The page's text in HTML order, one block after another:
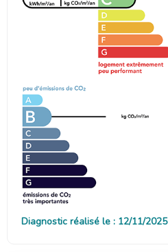
Diagnostic réalisé le : 12/11/2025